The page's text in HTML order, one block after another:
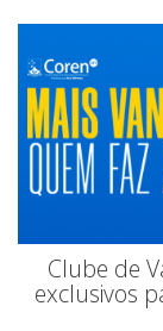
Clube de
exclusivos